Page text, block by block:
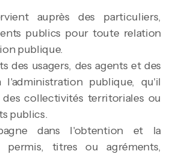
auprès des particuliers,
publics pour toute relation
publique.
des usagers, des agents et des
l'administration publique, qu'il
des collectivités territoriales ou
publics.
dans l'obtention et la
permis, titres ou agréments,